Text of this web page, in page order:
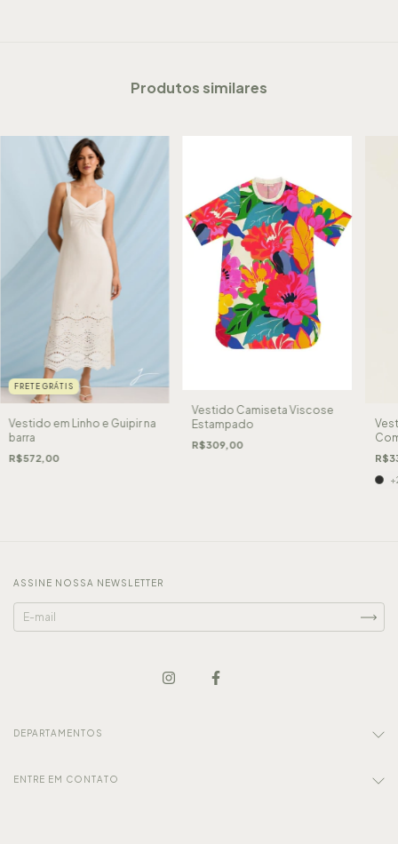
Produtos similares
FRETE GRÁTIS
Vestido em Linho e Guipir na
barra
R$572,00
Vestido Camiseta Viscose
Estampado
R$309,00
ASSINE NOSSA NEWSLETTER
DEPARTAMENTOS
ENTRE EM CONTATO